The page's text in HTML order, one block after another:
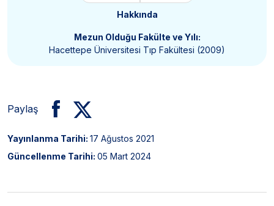
Hakkında
Mezun Olduğu Fakülte ve Yılı:
Hacettepe Üniversitesi Tıp Fakültesi (2009)
Paylaş
Yayınlanma Tarihi: 17 Ağustos 2021
Güncellenme Tarihi: 05 Mart 2024